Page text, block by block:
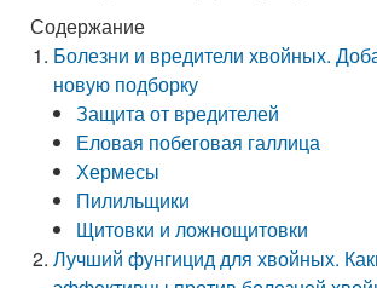
Содержание
Болезни и вредители хвойных.
новую подборку
Защита от вредителей
Еловая побеговая галлица
Хермесы
Пилильщики
Щитовки и ложнощитовки
Лучший фунгицид для хвойных.